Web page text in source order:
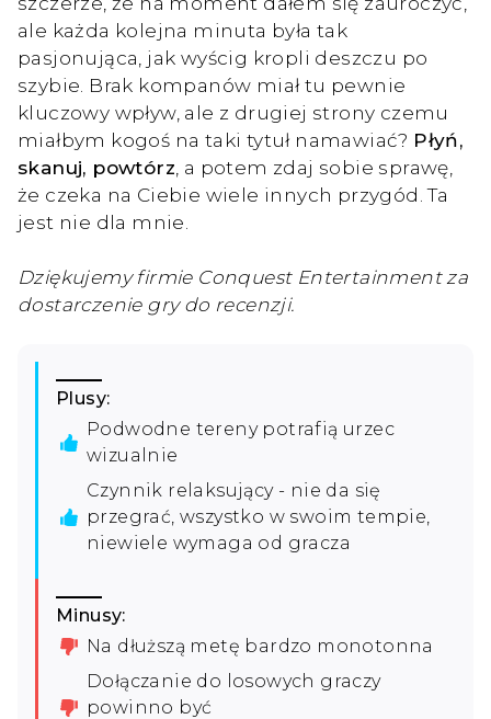
ale każda kolejna minuta była tak
pasjonująca, jak wyścig kropli deszczu po
szybie. Brak kompanów miał tu pewnie
kluczowy wpływ, ale z drugiej strony czemu
miałbym kogoś na taki tytuł namawiać? Płyń,
skanuj, powtórz , a potem zdaj sobie sprawę,
że czeka na Ciebie wiele innych przygód. Ta
jest nie dla mnie.
Dziękujemy firmie Conquest Entertainment za
dostarczenie gry do recenzji.
Plusy:
Podwodne tereny potrafią urzec
wizualnie
Czynnik relaksujący - nie da się
przegrać, wszystko w swoim tempie,
niewiele wymaga od gracza
Minusy:
Na dłuższą metę bardzo monotonna
Dołączanie do losowych graczy
powinno być